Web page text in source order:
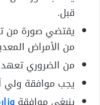
قبل.
يقتضي صورة من
من الأمراض
من الضروري تعهد
يجب موافقة ولي